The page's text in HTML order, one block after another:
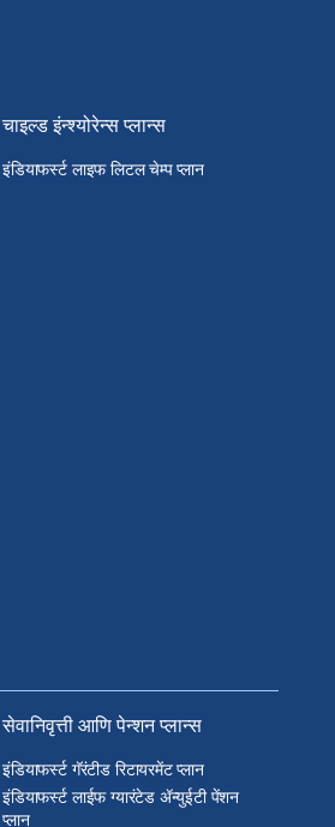
चाइल्ड इंन्श्योरेन्स प्लान्स
इंडियाफर्स्ट लाइफ लिटल चेम्प प्लान
सेवानिवृत्ती आणि पेन्शन प्लान्स
इंडियाफर्स्ट गॅरंटीड रिटायरमेंट प्लान
इंडियाफर्स्ट लाईफ ग्यारंटेड ॲन्युईटी पेंशन
प्लान